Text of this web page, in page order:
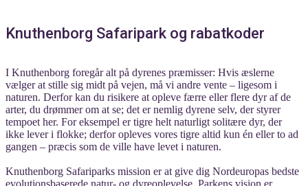
Knuthenborg Safaripark og rabatkoder
I Knuthenborg foregår alt på dyrenes præmisser: Hvis æslerne
vælger at stille sig midt på vejen, må vi andre vente – ligesom i
naturen. Derfor kan du risikere at opleve færre eller flere dyr af de
arter, du drømmer om at se; det er nemlig dyrene selv, der styrer
tempoet her. For eksempel er tigre helt naturligt solitære dyr, der
ikke lever i flokke; derfor opleves vores tigre altid kun én eller to ad
gangen – præcis som de ville have levet i naturen.
Knuthenborg Safariparks mission er at give dig Nordeuropas bedste